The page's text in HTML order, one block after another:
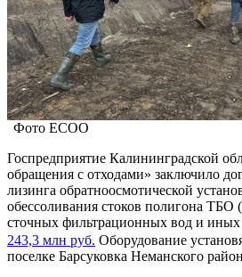
Фото ЕСОО
Госпредприятие Калининградской
обращения с отходами» заключило
лизинга обратноосмотической
обессоливания стоков полигона ТБО
сточных фильтрационных вод и иных
243,3 млн руб. Оборудование
поселке Барсуковка Неманского